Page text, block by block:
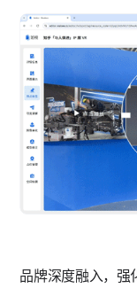
品牌深度融入，强